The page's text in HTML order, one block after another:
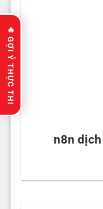
n8n
🔥 GỢI Ý THỰC THI